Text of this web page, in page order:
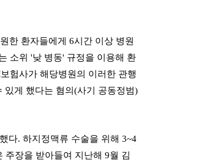
한 환자들에게 6시간 이상 병원
소위 '낮 병동' 규정을 이용해 환
험사가 해당병원의 이러한 관행
있게 했다는 혐의(사기 공동정범)
다. 하지정맥류 수술을 위해 3~4
장을 받아들여 지난해 9월 김